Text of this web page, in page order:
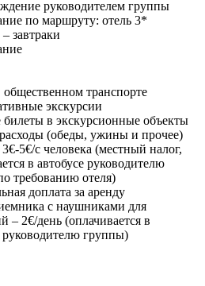
руководителем группы
по маршруту: отель 3*
завтраки
общественном транспорте
экскурсии
в экскурсионные объекты
(обеды, ужины и прочее)
5€/с человека (местный налог,
в автобусе руководителю
требованию отеля)
доплата за аренду
с наушниками для
– 2€/день (оплачивается в
руководителю группы)